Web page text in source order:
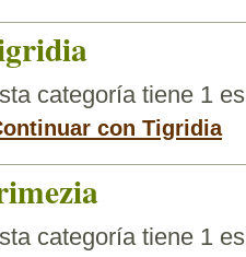
categoría tiene 1
con Tigridia
categoría tiene 1